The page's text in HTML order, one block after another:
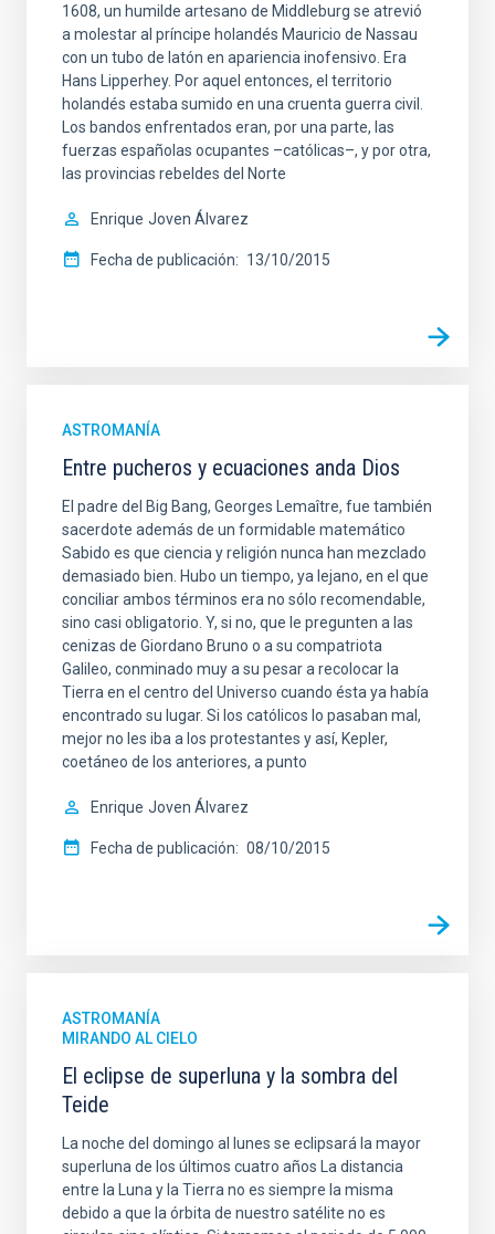
1608, un humilde artesano de Middleburg se atrevió
a molestar al príncipe holandés Mauricio de Nassau
con un tubo de latón en apariencia inofensivo. Era
Hans Lipperhey. Por aquel entonces, el territorio
holandés estaba sumido en una cruenta guerra civil.
Los bandos enfrentados eran, por una parte, las
fuerzas españolas ocupantes –católicas–, y por otra,
las provincias rebeldes del Norte
Enrique Joven Álvarez
Fecha de publicación 13/10/2015
ASTROMANÍA
Entre pucheros y ecuaciones anda Dios
El padre del Big Bang, Georges Lemaître, fue también
sacerdote además de un formidable matemático
Sabido es que ciencia y religión nunca han mezclado
demasiado bien. Hubo un tiempo, ya lejano, en el que
conciliar ambos términos era no sólo recomendable,
sino casi obligatorio. Y, si no, que le pregunten a las
cenizas de Giordano Bruno o a su compatriota
Galileo, conminado muy a su pesar a recolocar la
Tierra en el centro del Universo cuando ésta ya había
encontrado su lugar. Si los católicos lo pasaban mal,
mejor no les iba a los protestantes y así, Kepler,
coetáneo de los anteriores, a punto
Enrique Joven Álvarez
Fecha de publicación 08/10/2015
ASTROMANÍA
MIRANDO AL CIELO
El eclipse de superluna y la sombra del
Teide
La noche del domingo al lunes se eclipsará la mayor
superluna de los últimos cuatro años La distancia
entre la Luna y la Tierra no es siempre la misma
debido a que la órbita de nuestro satélite no es